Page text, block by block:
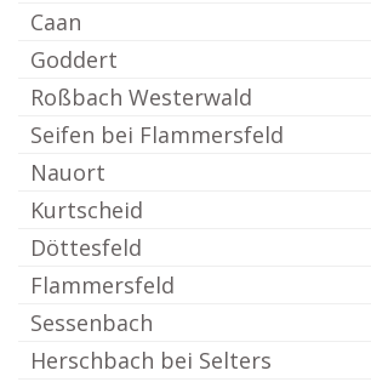
Caan
Goddert
Roßbach Westerwald
Seifen bei Flammersfeld
Nauort
Kurtscheid
Döttesfeld
Flammersfeld
Sessenbach
Herschbach bei Selters